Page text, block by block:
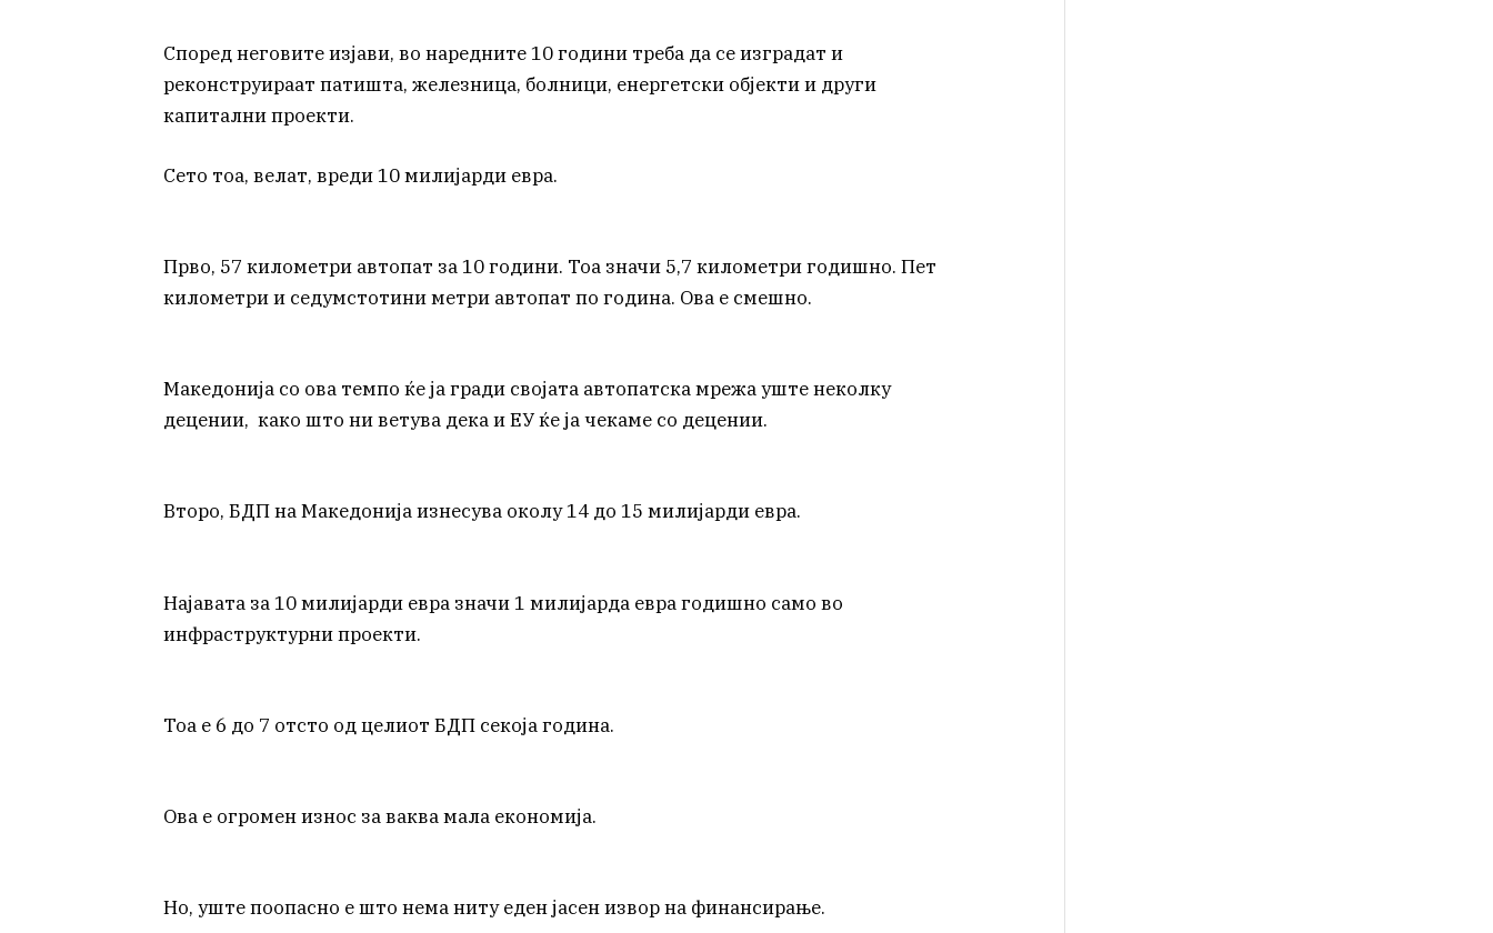
Според неговите изјави, во наредните 10 години треба да се изградат и
реконструираат патишта, железница, болници, енергетски објекти и други
капитални проекти.
Сето тоа, велат, вреди 10 милијарди евра.
Прво, 57 километри автопат за 10 години. Тоа значи 5,7 километри годишно. Пет
километри и седумстотини метри автопат по година. Ова е смешно.
Македонија со ова темпо ќе ја гради својата автопатска мрежа уште неколку
децении, како што ни ветува дека и ЕУ ќе ја чекаме со децении.
Второ, БДП на Македонија изнесува околу 14 до 15 милијарди евра.
Најавата за 10 милијарди евра значи 1 милијарда евра годишно само во
инфраструктурни проекти.
Тоа е 6 до 7 отсто од целиот БДП секоја година.
Ова е огромен износ за ваква мала економија.
Но, уште поопасно е што нема ниту еден јасен извор на финансирање.